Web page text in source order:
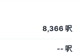
8,366 呎
-- 呎